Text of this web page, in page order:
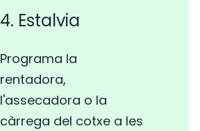
4. Estalvia
Programa la
rentadora,
l'assecadora o la
càrrega del cotxe a les